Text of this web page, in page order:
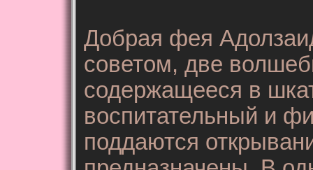
Добрая фея
советом, две
содержащееся в
воспитательный и
поддаются